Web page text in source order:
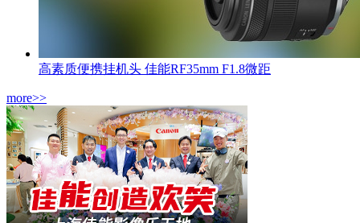
高素质便携挂机头 佳能RF35mm F1.8微距
more>>